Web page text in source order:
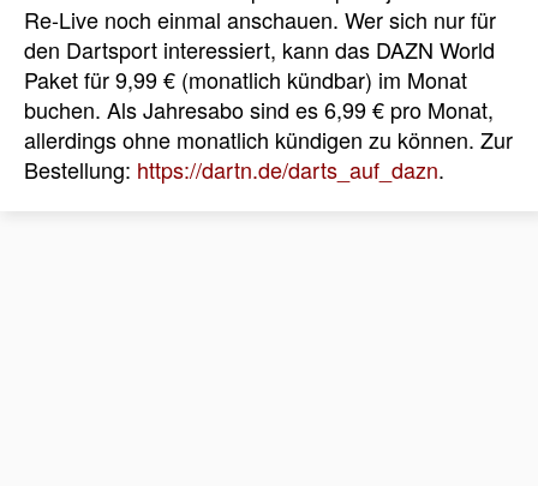
Re-Live noch einmal anschauen. Wer sich nur für
den Dartsport interessiert, kann das DAZN World
Paket für 9,99 € (monatlich kündbar) im Monat
buchen. Als Jahresabo sind es 6,99 € pro Monat,
allerdings ohne monatlich kündigen zu können. Zur
Bestellung: https://dartn.de/darts_auf_dazn.